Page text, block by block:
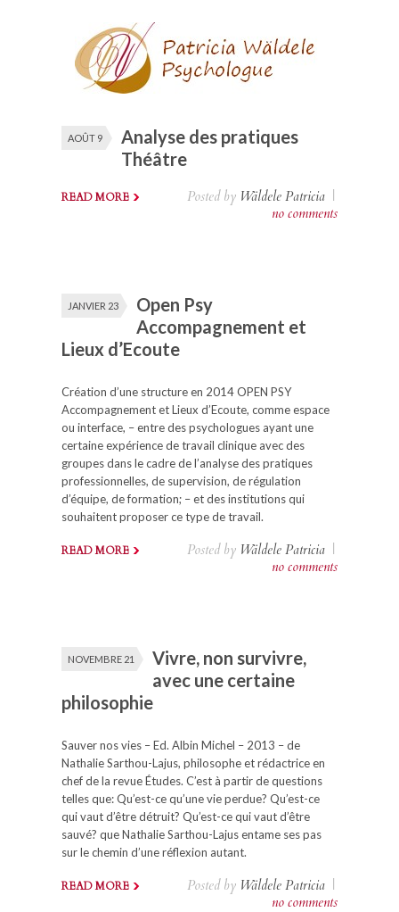
AOÛT 9
Analyse des pratiques
Théâtre
READ MORE Posted by Wäldele Patricia |
no comments
JANVIER 23
Open Psy
Accompagnement et
Lieux d’Ecoute
Création d’une structure en 2014 OPEN PSY
Accompagnement et Lieux d’Ecoute, comme espace
ou interface, – entre des psychologues ayant une
certaine expérience de travail clinique avec des
groupes dans le cadre de l’analyse des pratiques
professionnelles, de supervision, de régulation
d’équipe, de formation; – et des institutions qui
souhaitent proposer ce type de travail.
READ MORE Posted by Wäldele Patricia |
no comments
NOVEMBRE 21
Vivre, non survivre,
avec une certaine
philosophie
Sauver nos vies – Ed. Albin Michel – 2013 – de
Nathalie Sarthou-Lajus, philosophe et rédactrice en
chef de la revue Études. C’est à partir de questions
telles que: Qu’est-ce qu’une vie perdue? Qu’est-ce
qui vaut d’être détruit? Qu’est-ce qui vaut d’être
sauvé? que Nathalie Sarthou-Lajus entame ses pas
sur le chemin d’une réflexion autant.
READ MORE Posted by Wäldele Patricia |
no comments